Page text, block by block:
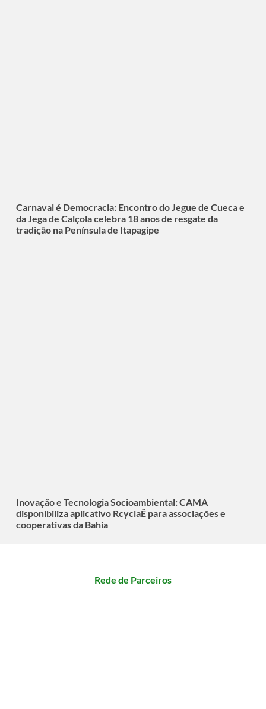
Carnaval é Democracia: Encontro do Jegue de Cueca e
da Jega de Calçola celebra 18 anos de resgate da
tradição na Península de Itapagipe
Inovação e Tecnologia Socioambiental: CAMA
disponibiliza aplicativo RcyclaÊ para associações e
cooperativas da Bahia
Rede de Parceiros